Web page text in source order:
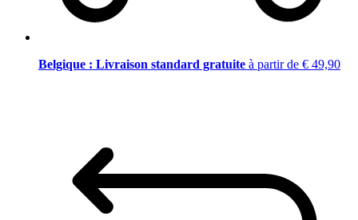
Belgique : Livraison standard gratuite à partir de € 49,90